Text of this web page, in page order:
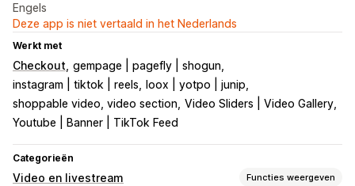
Engels
Deze app is niet vertaald in het Nederlands
Werkt met
Checkout gempage | pagefly | shogun
instagram | tiktok | reels
loox | yotpo | junip
shoppable video, video section Video Sliders | Video Gallery
Youtube | Banner | TikTok Feed
Categorieën
Video en livestream Functies weergeven